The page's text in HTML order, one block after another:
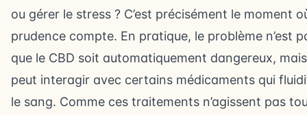
ou gérer le stress ? C’est précisément le moment
prudence compte. En pratique, le problème n’est
que le CBD soit automatiquement dangereux, mais
peut interagir avec certains médicaments qui
le sang. Comme ces traitements n’agissent pas